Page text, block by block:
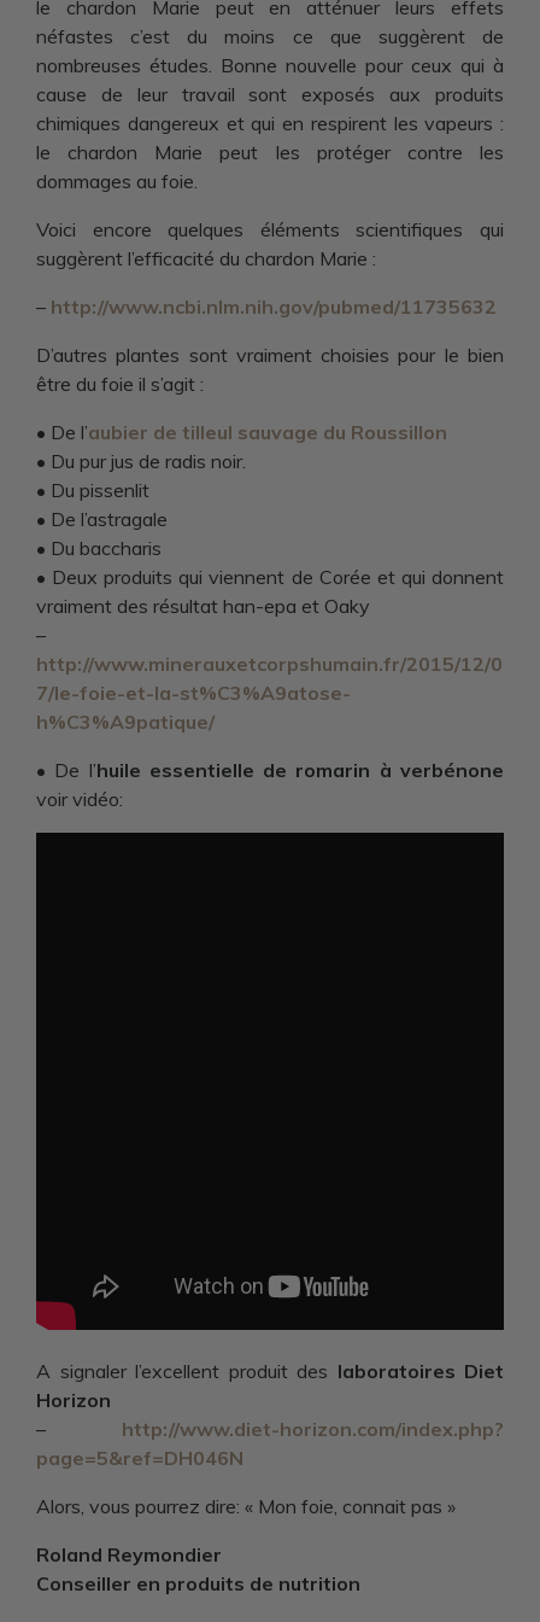
le chardon Marie peut en atténuer leurs effets
néfastes c’est du moins ce que suggèrent de
nombreuses études. Bonne nouvelle pour ceux qui à
cause de leur travail sont exposés aux produits
chimiques dangereux et qui en respirent les vapeurs :
le chardon Marie peut les protéger contre les
dommages au foie.
Voici encore quelques éléments scientifiques qui
suggèrent l’efficacité du chardon Marie :
– http://www.ncbi.nlm.nih.gov/pubmed/11735632
D’autres plantes sont vraiment choisies pour le bien
être du foie il s’agit :
• De l’aubier de tilleul sauvage du Roussillon
• Du pur jus de radis noir.
• Du pissenlit
• De l’astragale
• Du baccharis
• Deux produits qui viennent de Corée et qui donnent
vraiment des résultat han-epa et Oaky
–
http://www.minerauxetcorpshumain.fr/2015/12/0
7/le-foie-et-la-st%C3%A9atose-
h%C3%A9patique/
• De l’huile essentielle de romarin à verbénone
voir vidéo:
A signaler l’excellent produit des laboratoires Diet
Horizon
– http://www.diet-horizon.com/index.php?
page=5&ref=DH046N
Alors, vous pourrez dire: « Mon foie, connait pas »
Roland Reymondier
Conseiller en produits de nutrition